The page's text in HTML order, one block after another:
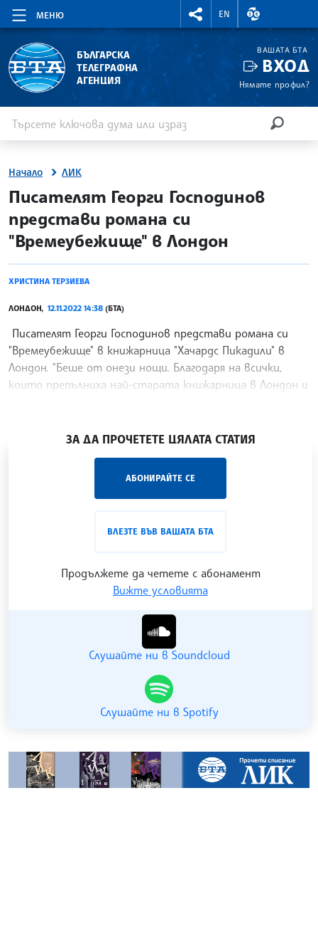
МЕНЮ
RIGHTMENU.SOCIAL
EN
ВАЛУТНИ
БЪЛГАРСКА
ТЕЛЕГРАФНА
АГЕНЦИЯ
ВАШАТА БТА
ВХОД
Нямате профил?
Начало ЛИК
site.bta
Писателят Георги Господинов
представи романа си
"Времеубежище" в Лондон
ХРИСТИНА ТЕРЗИЕВА
ЛОНДОН, 12.11.2022 14:38 (БТА)
Писателят Георги Господинов представи романа си
"Времеубежище" в книжарница "Хачардс Пикадили" в
Лондон. "Беше от онези нощи. Благодаря на всички,
които препълниха най-старата книжарница в Лондон и
ЗА ДА ПРОЧЕТЕТЕ ЦЯЛАТА СТАТИЯ
АБОНИРАЙТЕ СЕ
ВЛЕЗТЕ ВЪВ ВАШАТА БТА
Продължете да четете с абонамент
Вижте условията
„Час ЛИК“ на БТА е мястото за срещи отблизо с
Гледайте ни в YouTube
Слушайте ни в Soundcloud
Слушайте ни в Spotify